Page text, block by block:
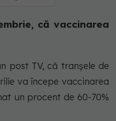
că vaccinarea
post TV, că tranșele de
va începe vaccinarea
un procent de 60-70%